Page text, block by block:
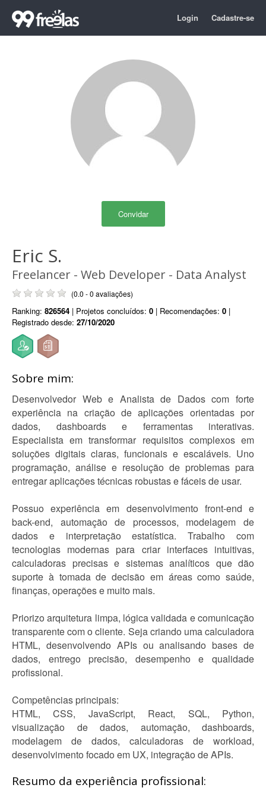
Login Cadastre-se
Convidar
Eric S.
Freelancer - Web Developer - Data Analyst
(0.0 - 0 avaliações)
Ranking: 826564 | Projetos concluídos: 0 | Recomendações: 0 |
Registrado desde: 27/10/2020
Sobre mim:
Desenvolvedor Web e Analista de Dados com forte
experiência na criação de aplicações orientadas por
dados, dashboards e ferramentas interativas.
Especialista em transformar requisitos complexos em
soluções digitais claras, funcionais e escaláveis. Uno
programação, análise e resolução de problemas para
entregar aplicações técnicas robustas e fáceis de usar.
Possuo experiência em desenvolvimento front-end e
back-end, automação de processos, modelagem de
dados e interpretação estatística. Trabalho com
tecnologias modernas para criar interfaces intuitivas,
calculadoras precisas e sistemas analíticos que dão
suporte à tomada de decisão em áreas como saúde,
finanças, operações e muito mais.
Priorizo arquitetura limpa, lógica validada e comunicação
transparente com o cliente. Seja criando uma calculadora
HTML, desenvolvendo APIs ou analisando bases de
dados, entrego precisão, desempenho e qualidade
profissional.
Competências principais:
HTML, CSS, JavaScript, React, SQL, Python,
visualização de dados, automação, dashboards,
modelagem de dados, calculadoras de workload,
desenvolvimento focado em UX, integração de APIs.
Resumo da experiência profissional: